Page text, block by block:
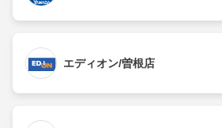
エディオン/曽根店